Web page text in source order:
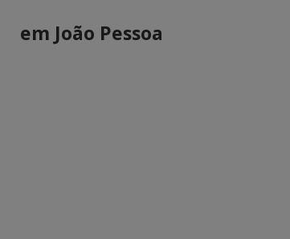
em João Pessoa